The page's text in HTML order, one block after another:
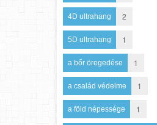
4D ultrahang 2
5D ultrahang 1
a bőr öregedése 1
a család védelme 1
a föld népessége 1